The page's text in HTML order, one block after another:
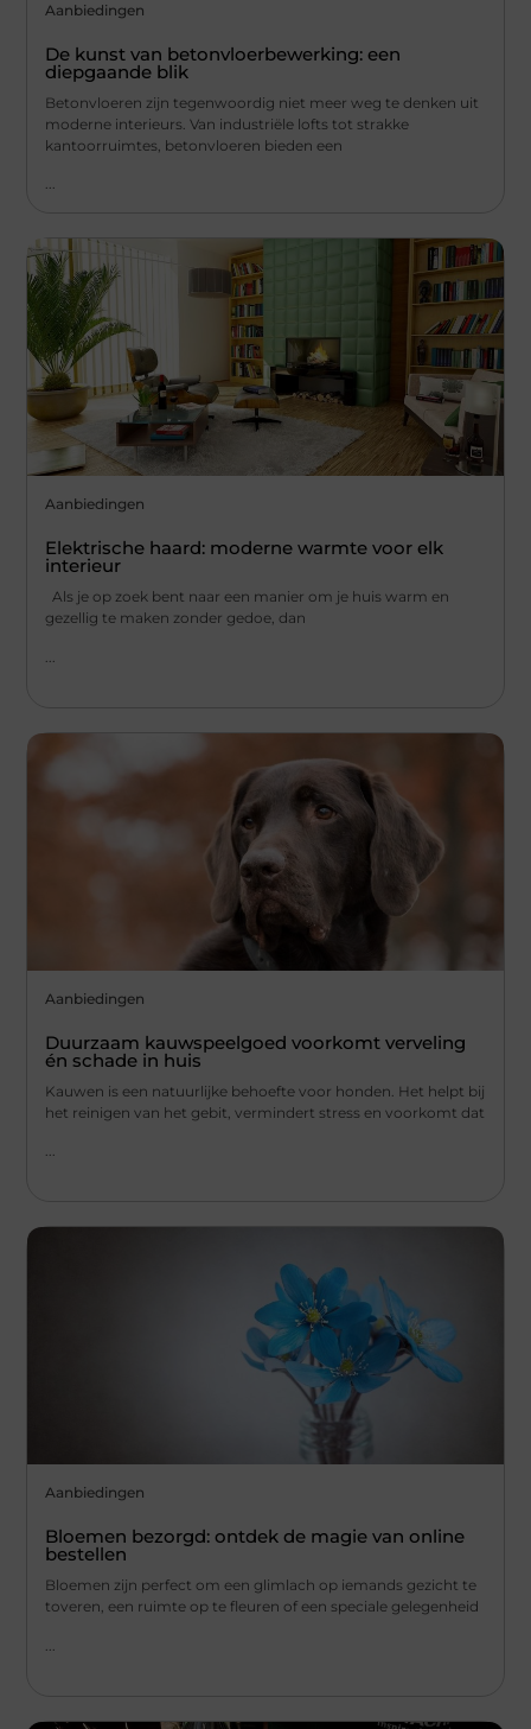
Aanbiedingen
De kunst van betonvloerbewerking: een
diepgaande blik
Betonvloeren zijn tegenwoordig niet meer weg te denken uit
moderne interieurs. Van industriële lofts tot strakke
kantoorruimtes, betonvloeren bieden een
...
Aanbiedingen
Elektrische haard: moderne warmte voor elk
interieur
Als je op zoek bent naar een manier om je huis warm en
gezellig te maken zonder gedoe, dan
Aanbiedingen
Duurzaam kauwspeelgoed voorkomt verveling
én schade in huis
Kauwen is een natuurlijke behoefte voor honden. Het helpt bij
het reinigen van het gebit, vermindert stress en voorkomt dat
...
Aanbiedingen
Bloemen bezorgd: ontdek de magie van online
bestellen
Bloemen zijn perfect om een glimlach op iemands gezicht te
toveren, een ruimte op te fleuren of een speciale gelegenheid